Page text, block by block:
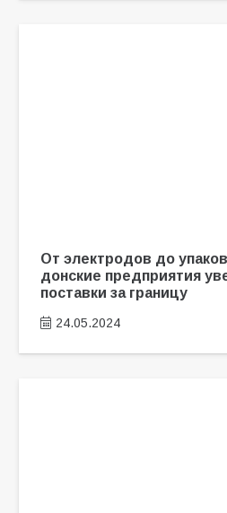
От электродов до
донские предприятия
поставки за границу
24.05.2024